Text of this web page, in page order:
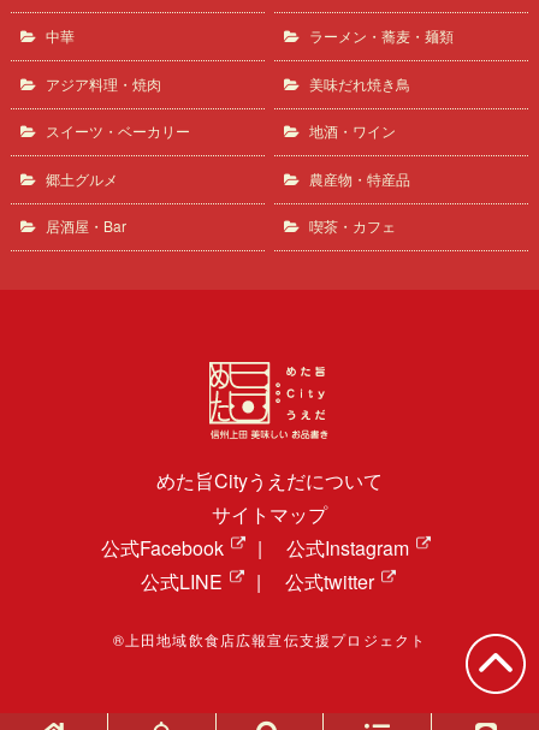
中華 ラーメン・蕎麦・麺類
アジア料理・焼肉 美味だれ焼き鳥
スイーツ・ベーカリー 地酒・ワイン
郷土グルメ 農産物・特産品
居酒屋・Bar 喫茶・カフェ
めた旨Cityうえだについて
サイトマップ
公式Facebook
| 公式Instagram
公式LINE
| 公式twitter
®上田地域飲食店広報宣伝支援プロジェクト